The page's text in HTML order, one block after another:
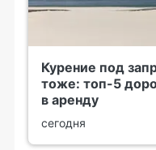
Курение под
тоже: топ-5
в аренду
сегодня